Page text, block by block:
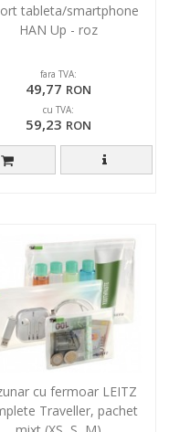
tableta/smartphone
HAN Up - roz
fara TVA:
49,77 RON
cu TVA:
59,23 RON
cu fermoar LEITZ
Traveller, pachet